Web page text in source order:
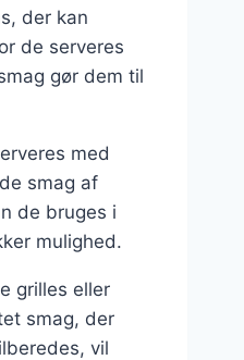
der kan
de serveres
gør dem til
med
smag af
de bruges i
mulighed.
grilles eller
smag, der
vil